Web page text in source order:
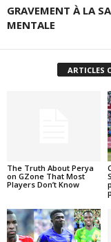
GRAVEMENT À LA
MENTALE
ARTICLES
The Truth About Perya
on GZone That Most
Players Don’t Know